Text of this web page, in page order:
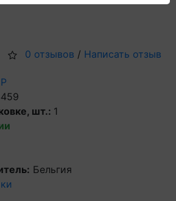
0 отзывов / Написать отзыв
шт.: 1
Бельгия